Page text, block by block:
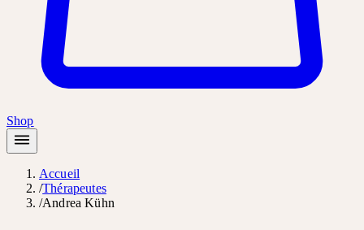
Shop
Accueil
/Thérapeutes
/Andrea Kühn